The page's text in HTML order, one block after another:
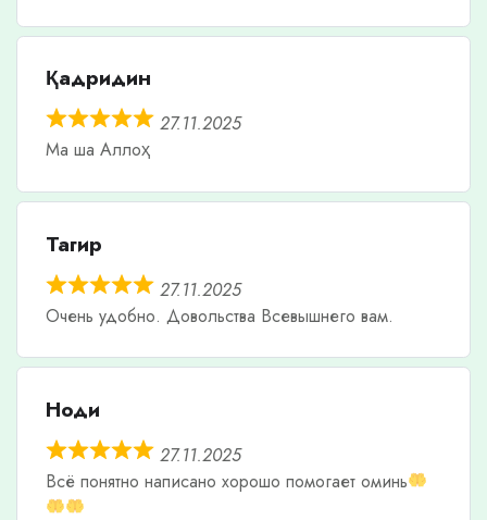
Қадридин
27.11.2025
Ма ша Аллоҳ
Тагир
27.11.2025
Очень удобно. Довольства Всевышнего вам.
Ноди
27.11.2025
Всë понятно написано хорошо помогает оминь